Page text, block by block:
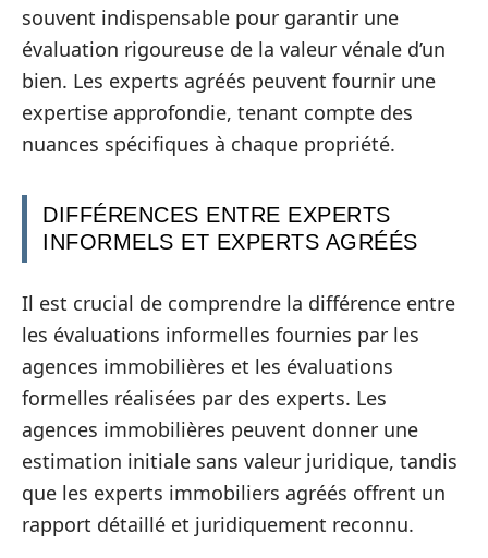
souvent indispensable pour garantir une
évaluation rigoureuse de la valeur vénale d’un
bien. Les experts agréés peuvent fournir une
expertise approfondie, tenant compte des
nuances spécifiques à chaque propriété.
DIFFÉRENCES ENTRE EXPERTS
INFORMELS ET EXPERTS AGRÉÉS
Il est crucial de comprendre la différence entre
les évaluations informelles fournies par les
agences immobilières et les évaluations
formelles réalisées par des experts. Les
agences immobilières peuvent donner une
estimation initiale sans valeur juridique, tandis
que les experts immobiliers agréés offrent un
rapport détaillé et juridiquement reconnu.